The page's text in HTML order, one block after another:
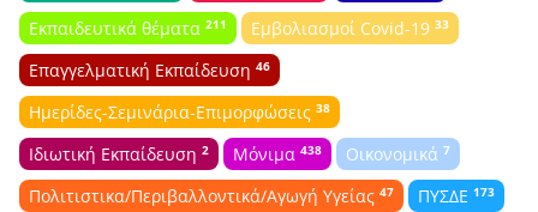
Εκπαιδευτικά θέματα 211 Εμβολιασμοί Covid-19 33
Επαγγελματική Εκπαίδευση 46
Ημερίδες-Σεμινάρια-Επιμορφώσεις 38
Ιδιωτική Εκπαίδευση 2 Μόνιμα 438 Οικονομικά 7
Πολιτιστικα/Περιβαλλοντικά/Αγωγή Υγείας 47 ΠΥΣΔΕ 173